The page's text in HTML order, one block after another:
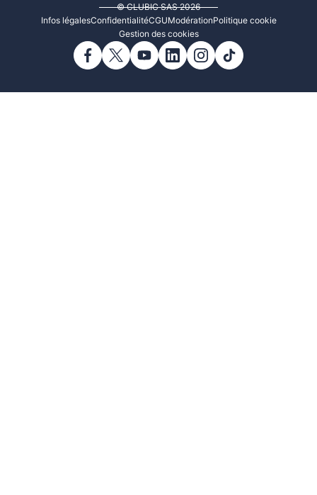
© CLUBIC SAS 2026
Infos légalesConfidentialitéCGUModérationPolitique cookie
Gestion des cookies